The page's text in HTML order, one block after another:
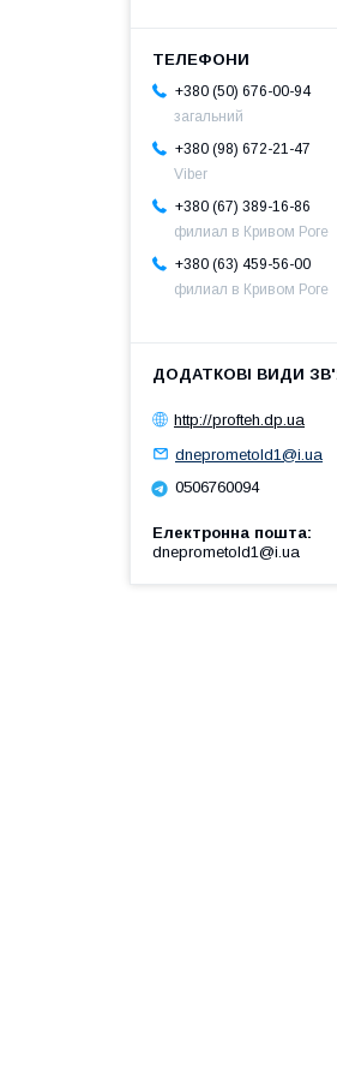
+380 (50) 676-00-94
загальний
+380 (98) 672-21-47
Viber
+380 (67) 389-16-86
филиал в Кривом Роге
+380 (63) 459-56-00
филиал в Кривом Роге
http://profteh.dp.ua
dneprometold1@i.ua
0506760094
Електронна пошта
dneprometold1@i.ua